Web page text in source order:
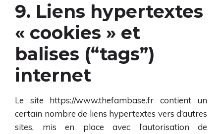
9. Liens hypertextes
« cookies » et
balises (“tags”)
internet
Le site https://www.thefambase.fr contient un
certain nombre de liens hypertextes vers d’autres
sites, mis en place avec l’autorisation de